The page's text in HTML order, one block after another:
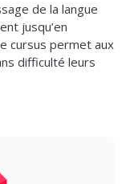
de la langue
jusqu’en
cursus permet aux
difficulté leurs